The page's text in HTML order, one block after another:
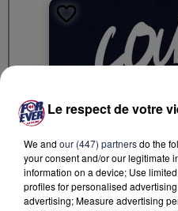
Le respect de votre
We and our (447) partnersdo the
your consent and/or our legitimate
information on a device; Use
profiles for personalised
advertising; Measure advertising